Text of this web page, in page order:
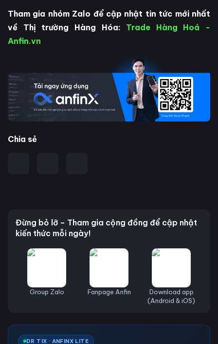
Tham gia nhóm Zalo để cập nhật tin tức mới nhất
về Thị trường Hàng Hóa: Trade Hàng Hoá -
Anfin.vn
Chia sẻ
Đừng bỏ lỡ – Tham gia cộng đồng để cập nhật
kiến thức mỗi ngày!
Group Zalo Fanpage Anfin
Download app
(Android & iOS)
DR TIX · ANFINX LITE